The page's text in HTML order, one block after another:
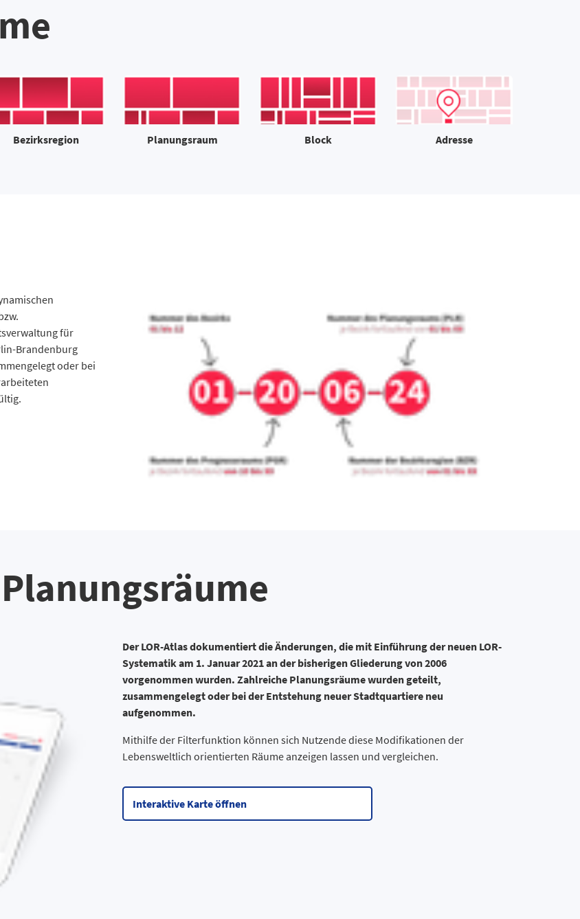
Bezirksregion Planungsraum Block Adresse
für
Brandenburg
oder bei
Der LOR-Atlas dokumentiert die Änderungen, die mit Einführung der neuen LOR-
Systematik am 1. Januar 2021 an der bisherigen Gliederung von 2006
vorgenommen wurden. Zahlreiche Planungsräume wurden geteilt,
zusammengelegt oder bei der Entstehung neuer Stadtquartiere neu
aufgenommen.
Mithilfe der Filterfunktion können sich Nutzende diese Modifikationen der
Lebensweltlich orientierten Räume anzeigen lassen und vergleichen.
Interaktive Karte öffnen